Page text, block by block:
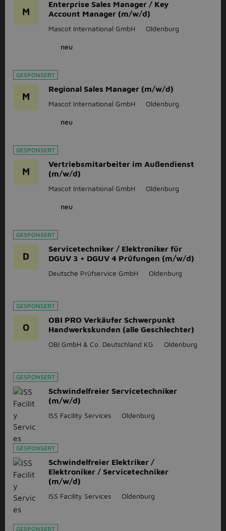
M
Enterprise Sales Manager / Key
Account Manager (m/w/d)
Mascot International GmbH Oldenburg
neu
GESPONSERT
M
Regional Sales Manager (m/w/d)
Mascot International GmbH Oldenburg
neu
GESPONSERT
M
Vertriebsmitarbeiter im Außendienst
(m/w/d)
Mascot International GmbH Oldenburg
neu
GESPONSERT
D
Servicetechniker / Elektroniker für
DGUV 3 + DGUV 4 Prüfungen (m/w/d)
Deutsche Prüfservice GmbH Oldenburg
GESPONSERT
O
OBI PRO Verkäufer Schwerpunkt
Handwerkskunden (alle Geschlechter)
OBI GmbH & Co. Deutschland KG Oldenburg
GESPONSERT
Schwindelfreier Servicetechniker
(m/w/d)
ISS Facility Services Oldenburg
GESPONSERT
Schwindelfreier Elektriker /
Elektroniker / Servicetechniker
(m/w/d)
ISS Facility Services Oldenburg
GESPONSERT